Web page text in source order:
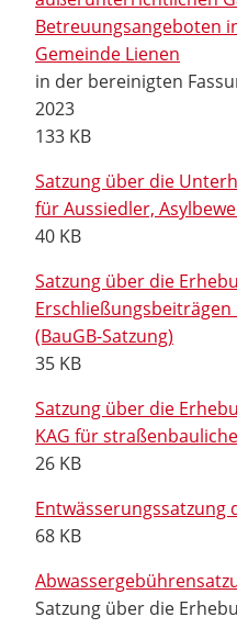
Betreuungsangeboten
Gemeinde Lienen
in der bereinigten
2023
133 KB
Satzung über die
für Aussiedler,
40 KB
Satzung über die
(BauGB-Satzung)
35 KB
Satzung über die
KAG für
26 KB
Entwässerungssatzung
68 KB
Satzung über die